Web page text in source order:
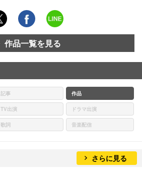
作品一覧を見る
記事 作品
TV出演 ドラマ出演
歌詞 音楽配信
さらに見る